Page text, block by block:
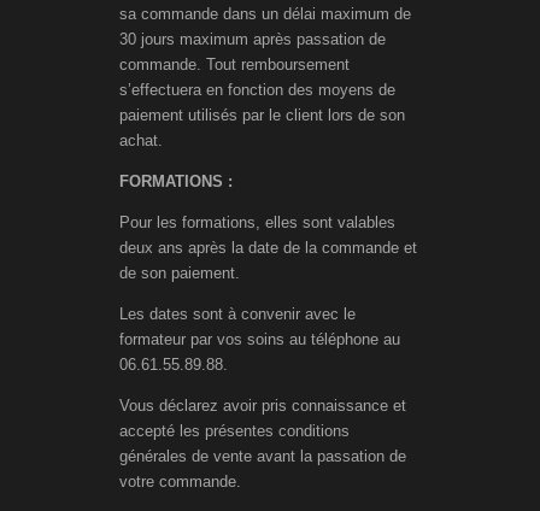
sa commande dans un délai maximum de
30 jours maximum après passation de
commande. Tout remboursement
s’effectuera en fonction des moyens de
paiement utilisés par le client lors de son
achat.
FORMATIONS :
Pour les formations, elles sont valables
deux ans après la date de la commande et
de son paiement.
Les dates sont à convenir avec le
formateur par vos soins au téléphone au
06.61.55.89.88.
Vous déclarez avoir pris connaissance et
accepté les présentes conditions
générales de vente avant la passation de
votre commande.